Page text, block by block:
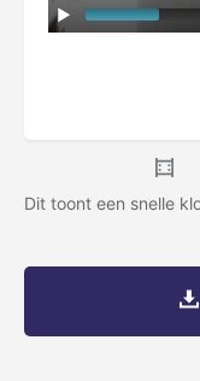
Dit toont een snelle